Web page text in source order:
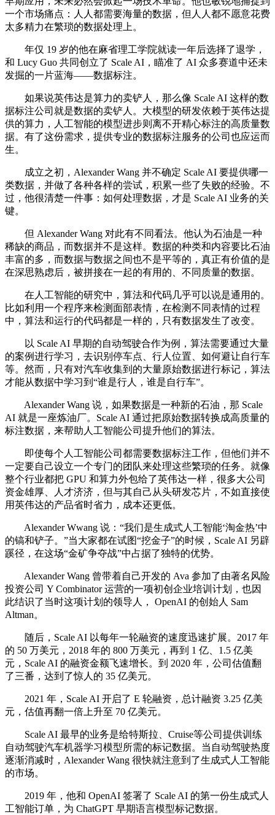
一个市场痛点：人人都需要海量的数据，但人人都不愿意花费
太多精力在繁琐的数据处理上。
年仅 19 岁的他在麻省理工学院就读一年后选择了退学，
和 Lucy Guo 共同创立了 Scale AI，瞄准了 AI 众多赛道中还未
发掘的一片蓝海——数据标注。
如果说英伟达是算力的卖铲人，那么像 Scale AI 这样的数
据标注公司就是数据的卖铲人。大模型的研发依赖于英伟达提
供的算力，人工智能的模型进步则离不开精心标注的高质量数
据。有了这份需求，提供专业的数据标注服务的公司也应运而
生。
成立之初，Alexander Wang 并不确定 Scale AI 要提供哪一
类数据，并做了各种各样的尝试，积累一些了失败的经验。不
过，他很清楚一件事：如何处理数据，才是 Scale AI 业务的关
键。
但 Alexander Wang 对此有不同看法。他认为石油是一种
稀缺的商品，而数据并不是这样。数据的种类和内容要比石油
丰富的多，而数据与数据之间也不是平等的，真正有价值的是
在深思熟虑后，被拼接在一起的有用的、不同质量的数据。
在人工智能的研究中，算法和代码几乎可以说是通用的。
比如利用一个程序来检测面部表情，在检测不同表情的过程
中，算法和运行的代码都是一样的，只有数据发生了改变。
以 Scale AI 早期的自动驾驶合作为例，算法需要通过大量
的案例进行学习，去识别停车点、行人位置、如何避让自行车
等。然而，只有对汽车收集到的大量原始数据进行标记，算法
才能从数据中学习到“谁是行人，谁是自行车”。
Alexander Wang 说，如果数据是一种新的石油，那 Scale
AI 就是一座炼油厂。Scale AI 通过把原始数据转换成高质量的
标注数据，来帮助人工智能公司提升他们的算法。
即使每个人工智能公司都需要数据标注工作，但他们并不
一定要自己设立一个专门的团队来处理这些繁琐的任务。就像
整个行业都把 GPU 和算力外包给了英伟达一样，很多大公司
资金雄厚、人才济济，但与其自己从头研发芯片，不如直接使
用英伟达的产品省时省力，成本还更低。
Alexander Wwang 说：“我们是生成式人工智能‘淘金热’中
的镐和铲子。”当大家都在试图“挖金子”的时候，Scale AI 另辟
蹊径，在这场“金矿争夺战”中占据了独特的优势。
Alexander Wang 曾带着自己开发的 Ava 参加了由著名风险
投资公司 Y Combinator 运营的一项初创企业培训计划，也因
此结识了当时这项计划的领导人， OpenAI 的创始人 Sam
Altman。
随后，Scale AI 以每年一轮融资的速度迅速扩展。2017 年
的 50 万美元，2018 年的 800 万美元，再到 1 亿、1.5 亿美
元，Scale AI 的融资金额飞速增长。到 2020 年，公司估值翻
了三番，达到了惊人的 35 亿美元。
2021 年，Scale AI 开启了 E 轮融资，总计融资 3.25 亿美
元，估值再翻一倍上升至 70 亿美元。
Scale AI 最早的业务是给特斯拉、Cruise等公司提供训练
自动驾驶汽车机器学习模型所需的标记数据。当自动驾驶热度
逐渐消减时，Alexander Wang 很快就注意到了生成式人工智能
的市场。
2019 年，他和 OpenAI 签署了 Scale AI 的第一份生成式人
工智能订单，为 ChatGPT 早期语言模型标记数据。